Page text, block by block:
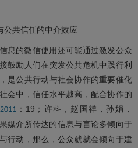
公共信任的中介效应
息的微信使用还可能通过激发公众
鼓励人们在突发公共危机中践行利
是公共行动与社会协作的重要催化
会中，信任水平越高，配合协作的
：19；许科，赵国祥，孙娟，
媒介所传达的信息与言论多倾向于
行动，那么，公众就就会倾向于建